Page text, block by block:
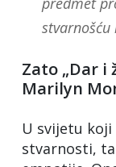
Zato „Dar i
Marilyn
U svijetu
stvarnosti,